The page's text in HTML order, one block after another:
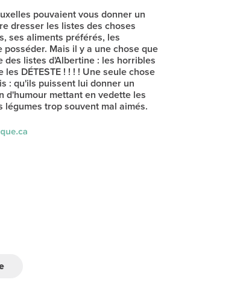
pouvaient vous donner un
dresser les listes des choses
ses aliments préférés, les
Mais il y a une chose que
des listes d'Albertine : les horribles
DÉTESTE ! ! ! ! Une seule chose
: qu'ils puissent lui donner un
d'humour mettant en vedette les
trop souvent mal aimés.